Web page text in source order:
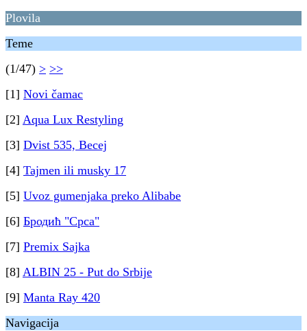
Plovila
Teme
(1/47) > >>
[1] Novi čamac
[2] Aqua Lux Restyling
[3] Dvist 535, Becej
[4] Tajmen ili musky 17
[5] Uvoz gumenjaka preko Alibabe
[6] Бродић "Срса"
[7] Premix Sajka
[8] ALBIN 25 - Put do Srbije
[9] Manta Ray 420
Navigacija